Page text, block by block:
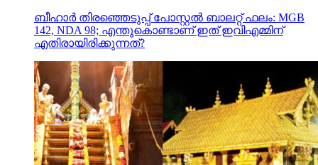
ബീഹാർ തിരഞ്ഞെടുപ്പ് പോസ്റ്റൽ ബാലറ്റ് ഫലം: MGB
142, NDA 98; എന്തുകൊണ്ടാണ് ഇത് ഇവിഎമ്മിന്
എതിരായിരിക്കുന്നത്?